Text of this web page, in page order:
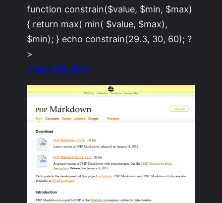
function constrain($value, $min, $max)
{ return max( min( $value, $max),
$min); } echo constrain(29.3, 30, 60); ?
>
March 19, 2012